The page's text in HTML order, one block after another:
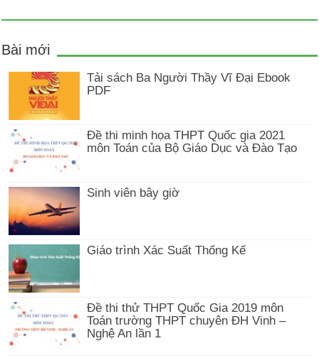
Bài mới
Tải sách Ba Người Thầy Vĩ Đại Ebook
PDF
Đề thi minh họa THPT Quốc gia 2021
môn Toán của Bộ Giáo Dục và Đào Tạo
Sinh viên bây giờ
Giáo trình Xác Suất Thống Kế
Đề thi thử THPT Quốc Gia 2019 môn
Toán trường THPT chuyên ĐH Vinh –
Nghệ An lần 1